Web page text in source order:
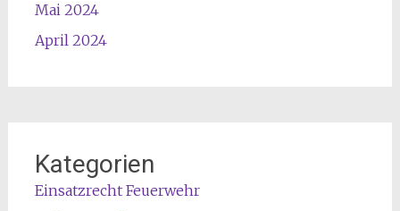
Mai 2024
April 2024
Kategorien
Einsatzrecht Feuerwehr